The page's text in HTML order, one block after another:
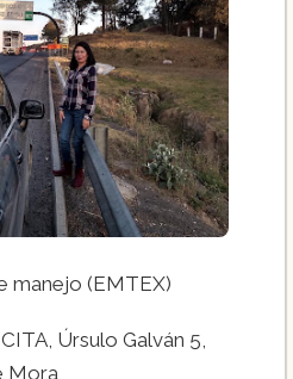
manejo (EMTEX)
Úrsulo Galván 5,
Mora